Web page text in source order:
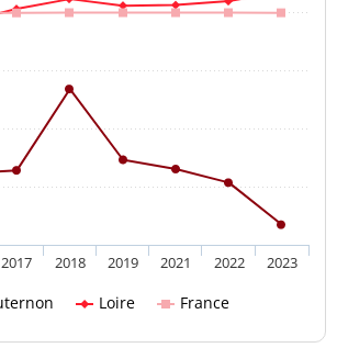
Loire France
2017 2018 2019 2021 2022 2023